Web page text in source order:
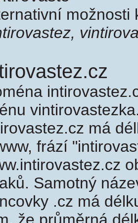
možnosti
má
frází
Samotný
.cz má